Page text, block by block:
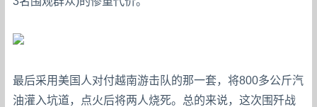
最后采用美国人对付越南游击队的那一套，将800多公斤汽
油灌入坑道，点火后将两人烧死。总的来说，这次围歼战